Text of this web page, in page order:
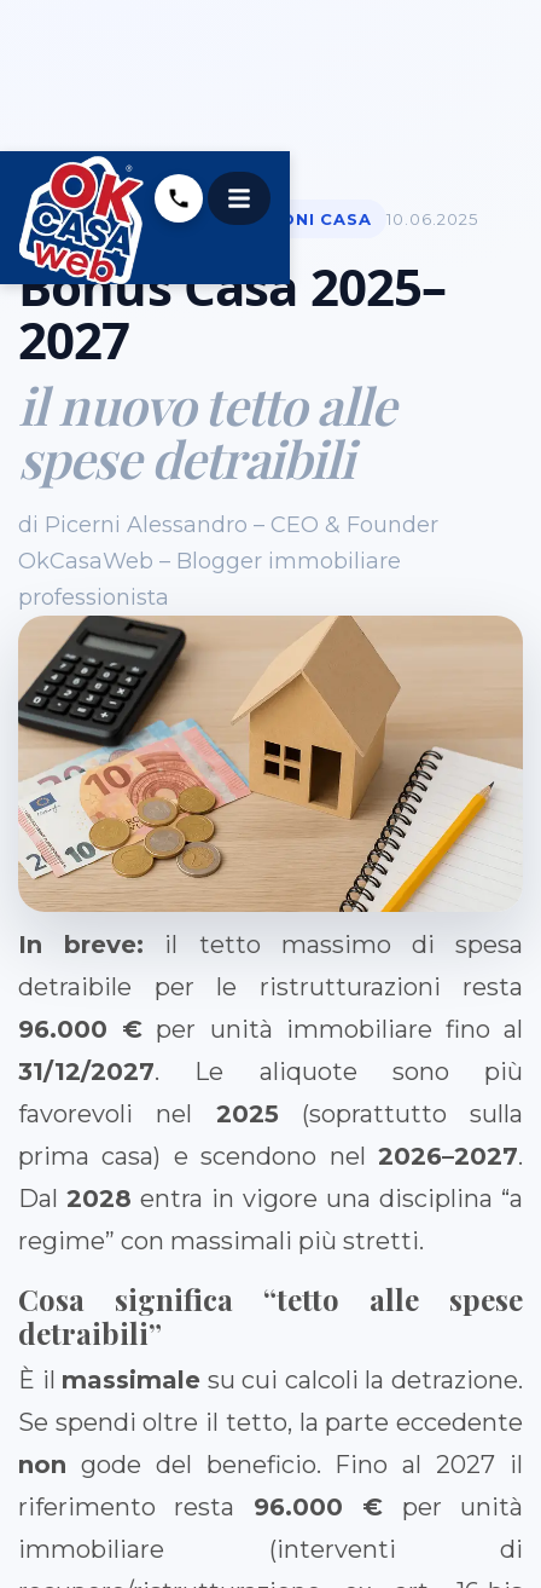
BONUS &AMP; AGEVOLAZIONI CASA 10.06.2025
Bonus Casa 2025–
2027
il nuovo tetto alle
spese detraibili
di Picerni Alessandro – CEO & Founder
OkCasaWeb – Blogger immobiliare
professionista
In breve: il tetto massimo di spesa
detraibile per le ristrutturazioni resta
96.000 € per unità immobiliare fino al
31/12/2027. Le aliquote sono più
favorevoli nel 2025 (soprattutto sulla
prima casa) e scendono nel 2026–2027.
Dal 2028 entra in vigore una disciplina “a
regime” con massimali più stretti.
Cosa significa “tetto alle spese
detraibili”
È il massimale su cui calcoli la detrazione.
Se spendi oltre il tetto, la parte eccedente
non gode del beneficio. Fino al 2027 il
riferimento resta 96.000 € per unità
immobiliare (interventi di